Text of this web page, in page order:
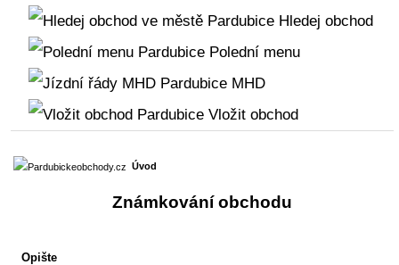
Hledej obchod
Polední menu
MHD
Vložit obchod
Úvod
Známkování obchodu
Opište